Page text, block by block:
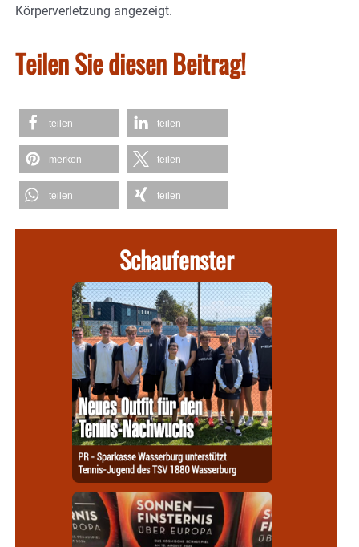
Körperverletzung angezeigt.
Teilen Sie diesen Beitrag!
teilen teilen
merken teilen
teilen teilen
Schaufenster